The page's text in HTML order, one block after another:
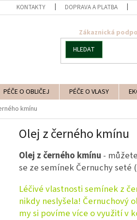
KONTAKTY DOPRAVA A PLATBA
Zákaznická
HLEDAT
PÉČE O OBLIČEJ PÉČE O VLASY
kmínu
Olej z černého kmínu
Olej z černého kmínu -
se ze semínek Černuchy seté
Léčivé vlastnosti semínek z
nikdy neslyšela! Černuchový
my si povíme více o využití v